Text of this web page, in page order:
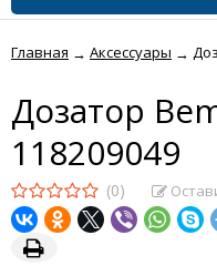
Главная → Аксессуары →
Дозатор
118209049
(0)